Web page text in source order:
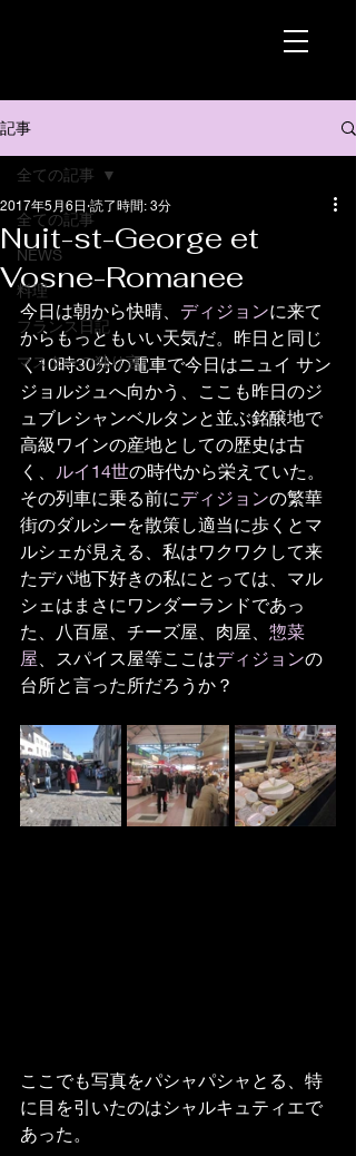
記事
全ての記事
NEWS
料理
フランス日記
マスターの独り言
全ての記事
Nuit-st-George et
Vosne-Romanee
2017年5月6日 読了時間: 3分
今日は朝から快晴、 ディジョンに来て
からもっともいい天気だ。昨日と同じ
く10時30分の電車で今日はニュイ サン
ジョルジュへ向かう、ここも昨日のジ
ュブレシャンベルタンと並ぶ銘醸地で
高級ワインの産地としての歴史は古
く、
ルイ14世の時代から栄えていた。
その列車に乗る前にディジョンの繁華
街のダルシーを散策し適当に歩くとマ
ルシェが見える、私はワクワクして来
たデパ地下好きの私にとっては、マル
シェはまさにワンダーランドであっ
た、八百屋、チーズ屋、肉屋、 惣菜
屋 、スパイス屋等ここはディジョンの
台所と言った所だろうか？
ここでも写真をパシャパシャとる、特
に目を引いたのはシャルキュティエで
あった。